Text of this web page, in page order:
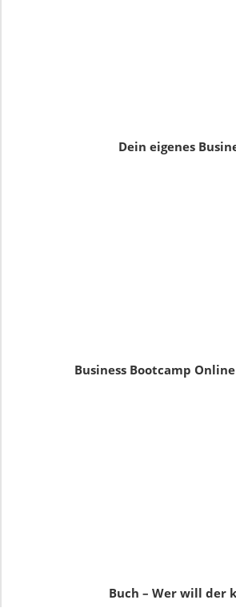
Dein eigenes
Business Bootcamp
Buch – Wer will der